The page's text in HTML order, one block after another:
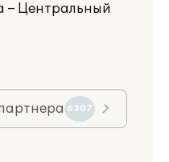
– Центральный
6307